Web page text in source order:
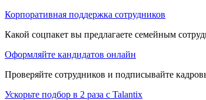
Корпоративная поддержка сотрудников
Какой соцпакет вы предлагаете семейным
Оформляйте кандидатов онлайн
Проверяйте сотрудников и подписывайте
Ускорьте подбор в 2 раза с Talantix